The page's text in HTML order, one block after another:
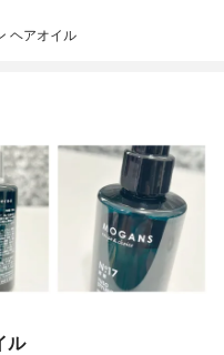
ヘアオイル
ル